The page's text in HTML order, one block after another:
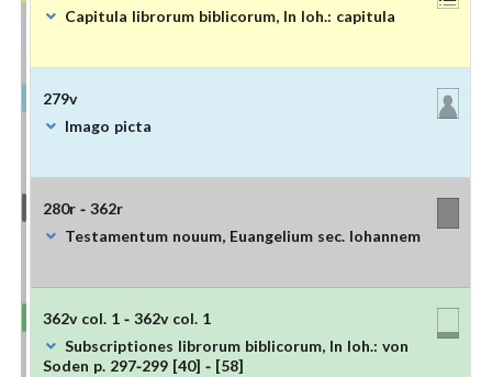
Capitula librorum biblicorum, In Ioh.: capitula
279v
Imago picta
280r - 362r
Testamentum nouum, Euangelium sec. Iohannem
362v col. 1 - 362v col. 1
Subscriptiones librorum biblicorum, In Ioh.: von
Soden p. 297-299 [40] - [58]